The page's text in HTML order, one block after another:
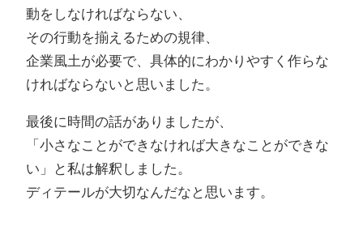
動をしなければならない、
その行動を揃えるための規律、
企業風土が必要で、具体的にわかりやすく作らな
ければならないと思いました。
最後に時間の話がありましたが、
「小さなことができなければ大きなことができな
い」と私は解釈しました。
ディテールが大切なんだなと思います。